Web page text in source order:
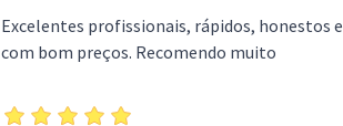
Excelentes profissionais, rápidos, honestos e
com bom preços. Recomendo muito